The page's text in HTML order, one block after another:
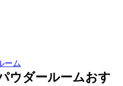
ーム
ウダールームおす